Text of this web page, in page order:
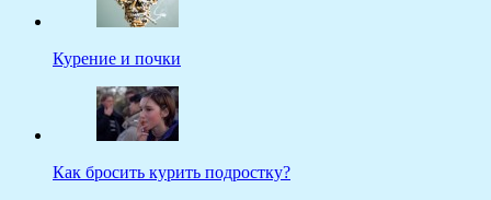
Курение и почки
Как бросить курить подростку?